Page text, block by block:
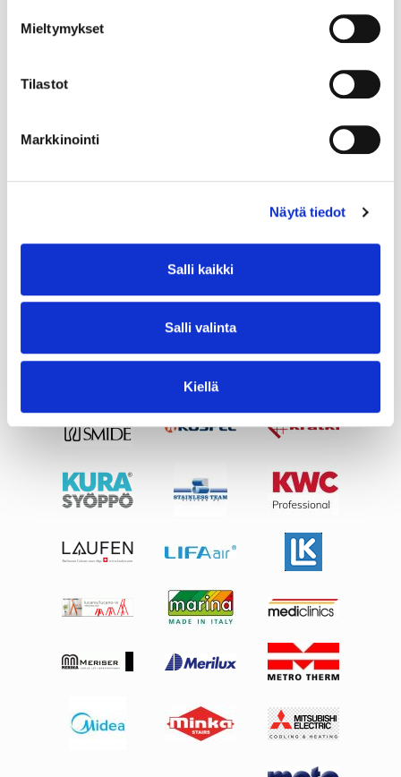
Mieltymykset
Tilastot
Markkinointi
Näytä tiedot
Salli kaikki
Salli valinta
Kiellä